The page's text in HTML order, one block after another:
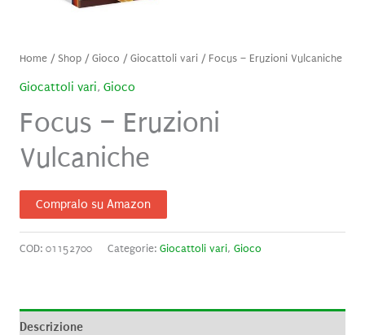
Home/ Shop/Gioco /Giocattoli vari/ Focus – Eruzioni Vulcaniche
Giocattoli vari, Gioco
Focus – Eruzioni
Vulcaniche
Compralo su Amazon
COD: 01152700 Categorie: Giocattoli vari, Gioco
Descrizione